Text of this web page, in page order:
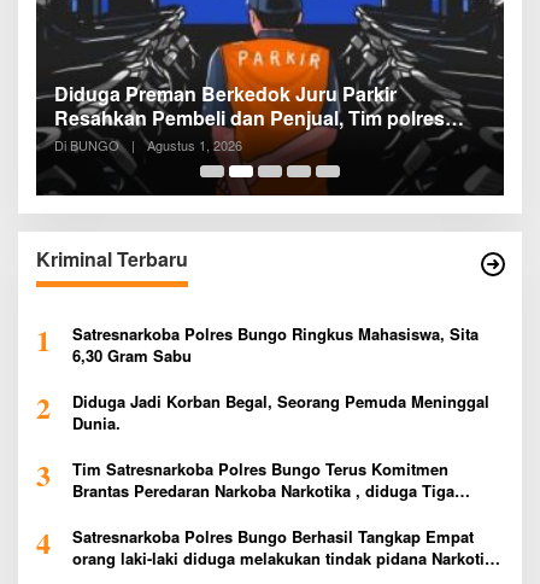
Diduga Preman Berkedok Juru Parkir
Resahkan Pembeli dan Penjual, Tim polres
Bungo dan Kapolsek Diminta Segera
Bertindak
Di BUNGO | Agustus 1, 2026
Kriminal Terbaru
1
Satresnarkoba Polres Bungo Ringkus Mahasiswa, Sita
6,30 Gram Sabu
2
Diduga Jadi Korban Begal, Seorang Pemuda Meninggal
Dunia.
3
Tim Satresnarkoba Polres Bungo Terus Komitmen
Brantas Peredaran Narkoba Narkotika , diduga Tiga
4
Satresnarkoba Polres Bungo Berhasil Tangkap Empat
orang laki-laki diduga melakukan tindak pidana Narkotika